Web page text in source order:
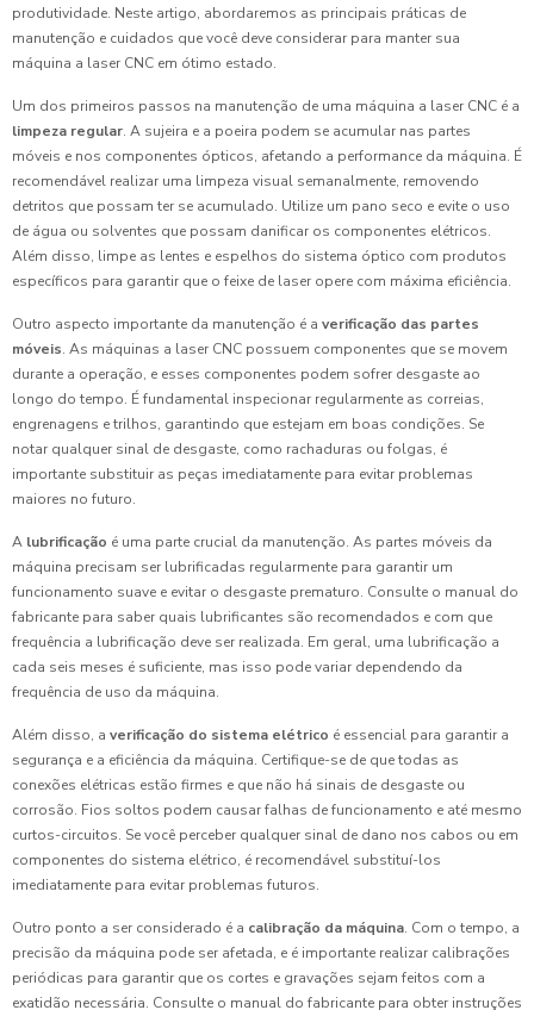
produtividade. Neste artigo, abordaremos as principais práticas de
manutenção e cuidados que você deve considerar para manter sua
máquina a laser CNC em ótimo estado.
Um dos primeiros passos na manutenção de uma máquina a laser CNC é a
limpeza regular. A sujeira e a poeira podem se acumular nas partes
móveis e nos componentes ópticos, afetando a performance da máquina. É
recomendável realizar uma limpeza visual semanalmente, removendo
detritos que possam ter se acumulado. Utilize um pano seco e evite o uso
de água ou solventes que possam danificar os componentes elétricos.
Além disso, limpe as lentes e espelhos do sistema óptico com produtos
específicos para garantir que o feixe de laser opere com máxima eficiência.
Outro aspecto importante da manutenção é a verificação das partes
móveis. As máquinas a laser CNC possuem componentes que se movem
durante a operação, e esses componentes podem sofrer desgaste ao
longo do tempo. É fundamental inspecionar regularmente as correias,
engrenagens e trilhos, garantindo que estejam em boas condições. Se
notar qualquer sinal de desgaste, como rachaduras ou folgas, é
importante substituir as peças imediatamente para evitar problemas
maiores no futuro.
A lubrificação é uma parte crucial da manutenção. As partes móveis da
máquina precisam ser lubrificadas regularmente para garantir um
funcionamento suave e evitar o desgaste prematuro. Consulte o manual do
fabricante para saber quais lubrificantes são recomendados e com que
frequência a lubrificação deve ser realizada. Em geral, uma lubrificação a
cada seis meses é suficiente, mas isso pode variar dependendo da
frequência de uso da máquina.
Além disso, a verificação do sistema elétrico é essencial para garantir a
segurança e a eficiência da máquina. Certifique-se de que todas as
conexões elétricas estão firmes e que não há sinais de desgaste ou
corrosão. Fios soltos podem causar falhas de funcionamento e até mesmo
curtos-circuitos. Se você perceber qualquer sinal de dano nos cabos ou em
componentes do sistema elétrico, é recomendável substituí-los
imediatamente para evitar problemas futuros.
Outro ponto a ser considerado é a calibração da máquina. Com o tempo, a
precisão da máquina pode ser afetada, e é importante realizar calibrações
periódicas para garantir que os cortes e gravações sejam feitos com a
exatidão necessária. Consulte o manual do fabricante para obter instruções